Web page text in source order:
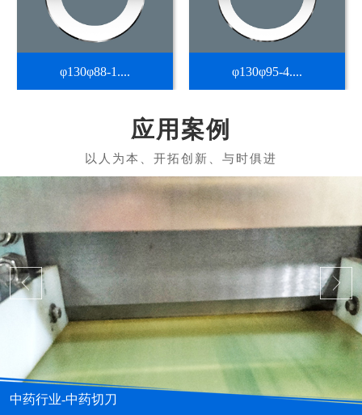
φ130φ88-1.... φ130φ95-4....
应用案例
中药行业-中药切刀